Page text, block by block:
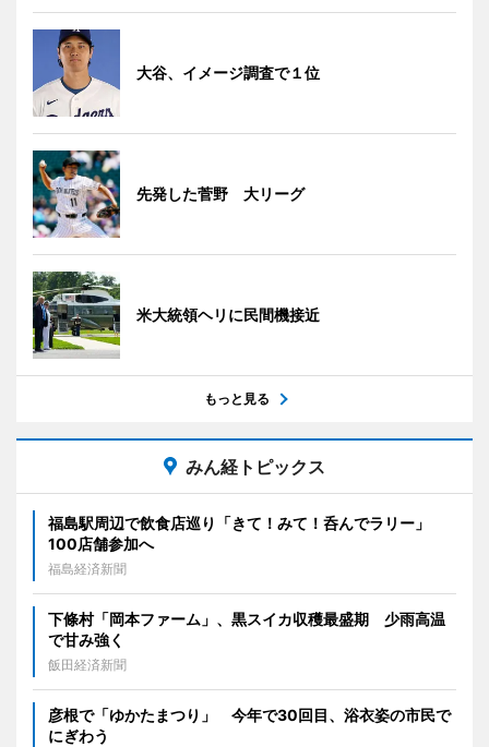
大谷、イメージ調査で１位
先発した菅野 大リーグ
米大統領ヘリに民間機接近
もっと見る
みん経トピックス
福島駅周辺で飲食店巡り「きて！みて！呑んでラリー」
100店舗参加へ
福島経済新聞
下條村「岡本ファーム」、黒スイカ収穫最盛期 少雨高温
で甘み強く
飯田経済新聞
彦根で「ゆかたまつり」 今年で30回目、浴衣姿の市民で
にぎわう